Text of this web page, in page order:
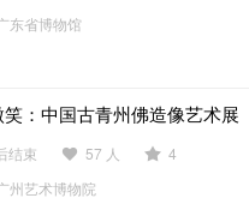
东省博物馆
：中国古青州佛造像艺术展
结束 57 人
4
州艺术博物院